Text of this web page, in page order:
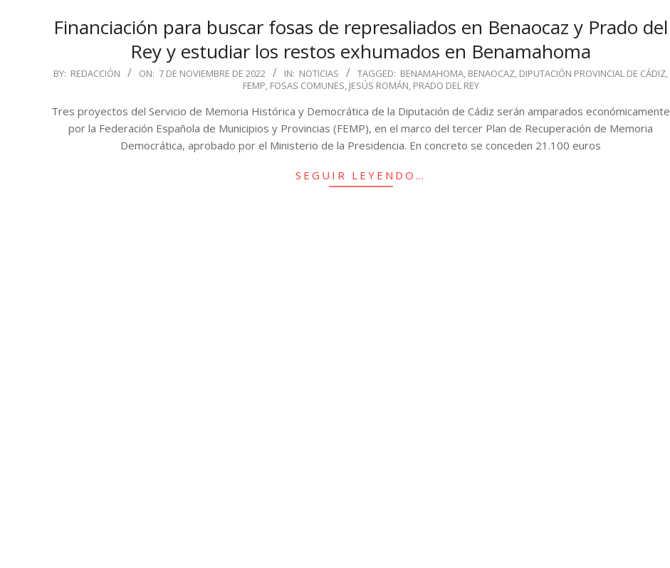
Financiación para buscar fosas de represaliados en Benaocaz y Prado del
Rey y estudiar los restos exhumados en Benamahoma
2022-
07
BY: REDACCIÓN ON: 7 DE NOVIEMBRE DE 2022 IN: NOTICIAS TAGGED: BENAMAHOMA, BENAOCAZ, DIPUTACIÓN PROVINCIAL DE CÁDIZ,
FEMP, FOSAS COMUNES, JESÚS ROMÁN, PRADO DEL REY
Tres proyectos del Servicio de Memoria Histórica y Democrática de la Diputación de Cádiz serán amparados económicamente
por la Federación Española de Municipios y Provincias (FEMP), en el marco del tercer Plan de Recuperación de Memoria
Democrática, aprobado por el Ministerio de la Presidencia. En concreto se conceden 21.100 euros
SEGUIR LEYENDO…